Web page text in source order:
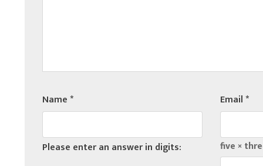
Name* Email*
Please enter an answer in digits: five ×